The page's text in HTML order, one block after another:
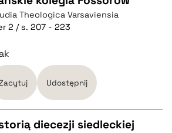
Theologica Varsaviensia
2 / s. 207 - 223
Udostępnij
diecezji siedleckiej